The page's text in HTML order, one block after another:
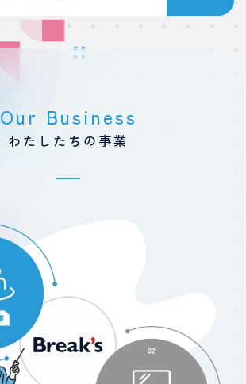
Our Business
わたしたちの事業